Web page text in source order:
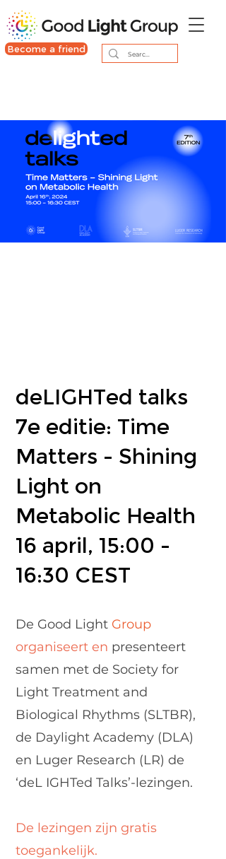
Become a friend
deLIGHTed talks
7e editie: Time
Matters - Shining
Light on
Metabolic Health
16 april, 15:00 -
16:30 CEST
De Good Light Group
organiseert en presenteert
samen met de Society for
Light Treatment and
Biological Rhythms (SLTBR),
de Daylight Academy (DLA)
en Luger Research (LR) de
‘deL IGHTed Talks’-lezingen.
De lezingen zijn gratis
toegankelijk.